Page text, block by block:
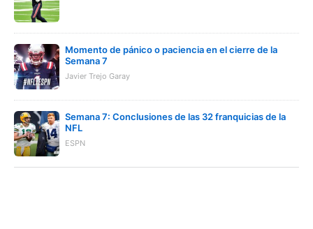
Momento de pánico o paciencia en el cierre de la
Semana 7
Javier Trejo Garay
Semana 7: Conclusiones de las 32 franquicias de la
NFL
ESPN